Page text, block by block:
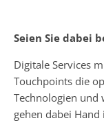
Seien Sie dabei
Digitale Services
Touchpoints die
Technologien und
gehen dabei Hand